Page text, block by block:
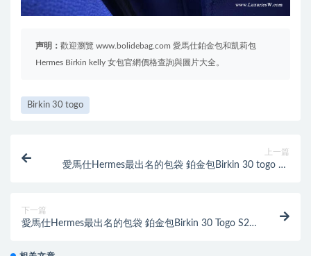
声明： 歡迎瀏覽 www.bolidebag.com 愛馬仕鉑金包和凱莉包
Hermes Birkin kelly 女包官網價格查詢與圖片大全。
Birkin 30 togo
上一篇
愛馬仕Hermes最出名的包袋 鉑金包Birkin 30 togo 4Z
下一篇
愛馬仕Hermes最出名的包袋 鉑金包Birkin 30 Togo S2